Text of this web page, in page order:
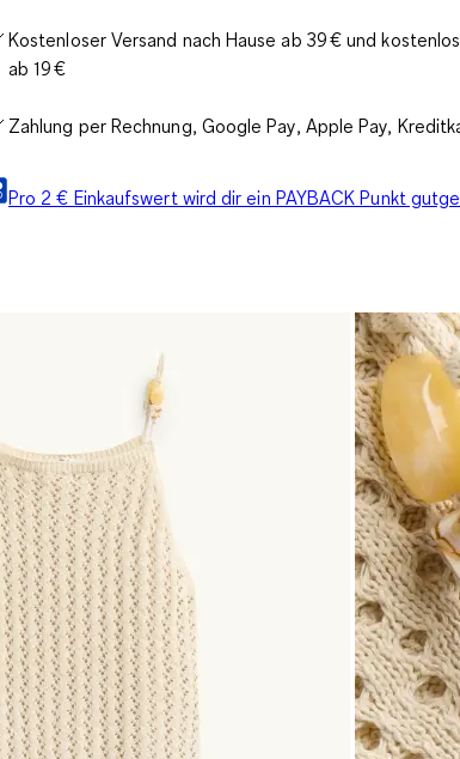
Kostenloser Versand nach Hause ab 39 € und
ab 19 €
Zahlung per Rechnung, Google Pay, Apple Pay,
Pro 2 € Einkaufswert wird dir ein PAYBACK Punkt